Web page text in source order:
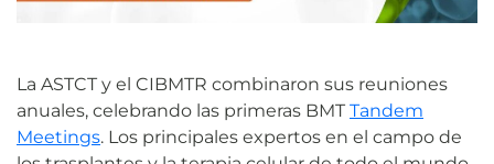
La ASTCT y el CIBMTR combinaron sus reuniones
anuales, celebrando las primeras BMT Tandem
Meetings. Los principales expertos en el campo de